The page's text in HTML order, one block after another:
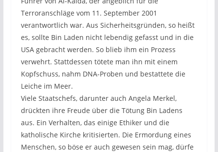
Terroranschläge vom 11. September 2001
verantwortlich war. Aus Sicherheitsgründen, so heißt
es, sollte Bin Laden nicht lebendig gefasst und in die
USA gebracht werden. So blieb ihm ein Prozess
verwehrt. Stattdessen tötete man ihn mit einem
Kopfschuss, nahm DNA-Proben und bestattete die
Leiche im Meer.
Viele Staatschefs, darunter auch Angela Merkel,
drückten ihre Freude über die Tötung Bin Ladens
aus. Ein Verhalten, das einige Ethiker und die
katholische Kirche kritisierten. Die Ermordung eines
Menschen, so böse er auch gewesen sein mag, dürfe